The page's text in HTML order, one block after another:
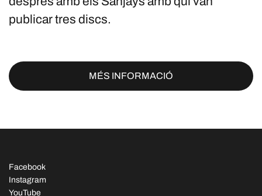
publicar tres discs.
MÉS INFORMACIÓ
Facebook
Instagram
YouTube